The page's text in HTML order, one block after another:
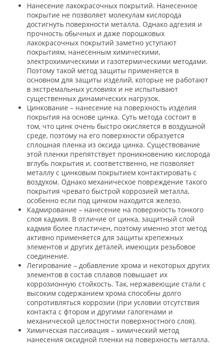
Нанесение лакокрасочных покрытий. Нанесенное
покрытие не позволяет молекулам кислорода
достигнуть поверхности металла. Однако адгезия и
прочность обычных и даже порошковых
лакокрасочных покрытий заметно уступают
покрытиям, нанесенным химическими,
электрохимическими и газотермическими методами.
Поэтому такой метод защиты применяется в
основном для защиты изделий, которые не работают
в экстремальных условиях и не испытывают
существенных динамических нагрузок.
Цинкование – нанесение на поверхность изделия
покрытия на основе цинка. Суть метода состоит в
том, что цинк очень быстро окисляется в воздушной
среде, поэтому на его поверхности образуется
сплошная пленка из оксида цинка. Существование
этой пленки препятствует проникновению кислорода
вглубь покрытия и, соответственно, не позволяет
металлу с цинковым покрытием контактировать с
воздухом. Однако механическое повреждение такого
покрытия чревато быстрой коррозией металла,
особенно если под цинком находится железо.
Кадмирование – нанесение на поверхность тонкого
слоя кадмия. В отличие от цинка, защитный слой
кадмия более пластичен, поэтому именно этот метод
активно применяется для защиты крепежных
элементов и других деталей, имеющих резьбовое
соединение.
Легирование – добавление хрома и некоторых других
элементов в состав сплавов повышает их
коррозионную стойкость. Так, нержавеющие стали с
высоким содержанием хрома способны долго
сопротивляться коррозии (при условии отсутствия
контакта с фтором и другими галогенами и
механической целостности поверхностного слоя).
Химическая пассивация – химический метод
нанесения оксидной пленки на поверхность металла.